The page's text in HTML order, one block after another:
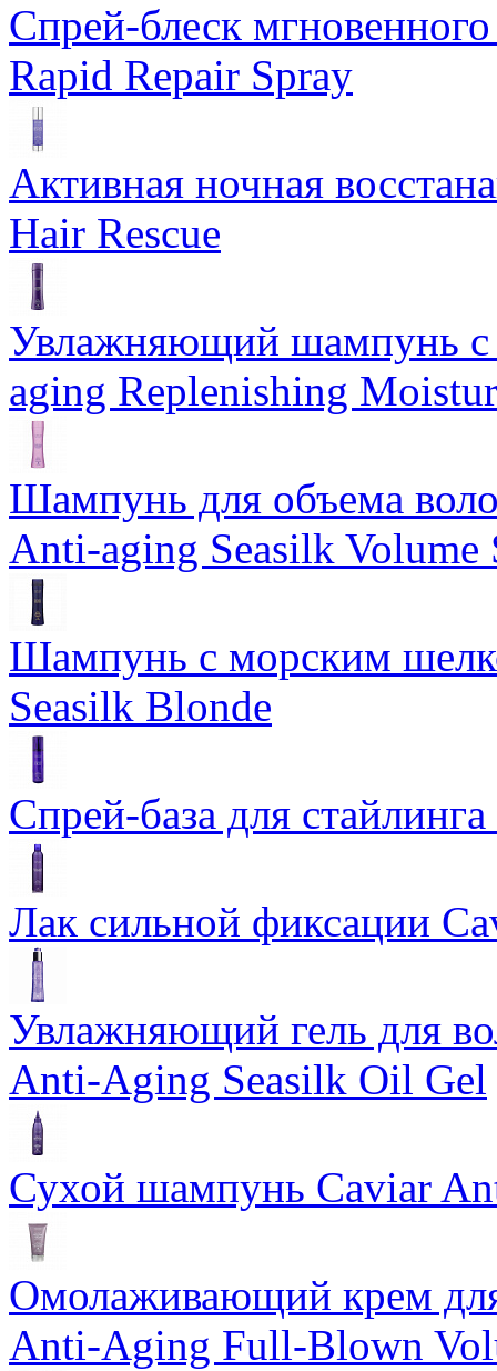
Спрей-блеск
Rapid Repair Spray
Активная ночная
Hair Rescue
Увлажняющий шампунь
aging Replenishing
Шампунь для объема
Anti-aging Seasilk Volume
Шампунь с морским
Seasilk Blonde
Спрей-база для
Лак сильной фиксации
Увлажняющий гель для
Anti-Aging Seasilk Oil Gel
Сухой шампунь Caviar
Омолаживающий крем
Anti-Aging Full-Blown